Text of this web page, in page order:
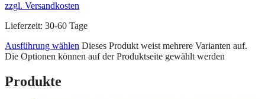
zzgl. Versandkosten
Lieferzeit: 30-60 Tage
Ausführung wählen Dieses Produkt weist mehrere Varianten auf.
Die Optionen können auf der Produktseite gewählt werden
Produkte